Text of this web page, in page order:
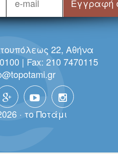
22, Αθήνα
| Fax: 210 7470115
· τo Πoτάμι